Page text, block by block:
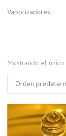
Vaporizadores
Mostrando el